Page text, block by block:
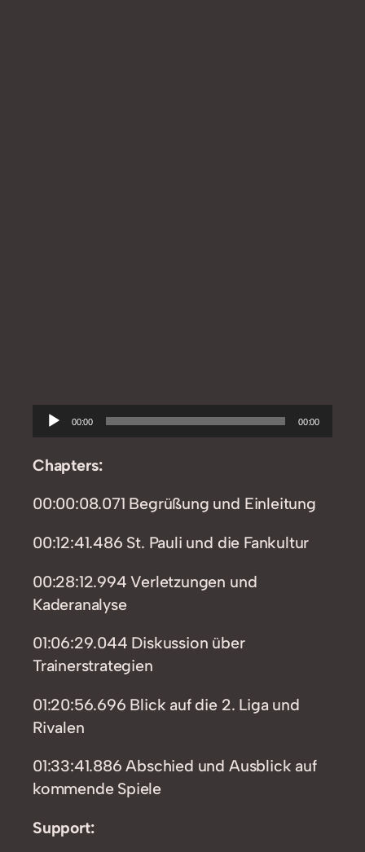
Audio-
Player
00:00 00:00
Chapters:
00:00:08.071 Begrüßung und Einleitung
00:12:41.486 St. Pauli und die Fankultur
00:28:12.994 Verletzungen und
Kaderanalyse
01:06:29.044 Diskussion über
Trainerstrategien
01:20:56.696 Blick auf die 2. Liga und
Rivalen
01:33:41.886 Abschied und Ausblick auf
kommende Spiele
Support: